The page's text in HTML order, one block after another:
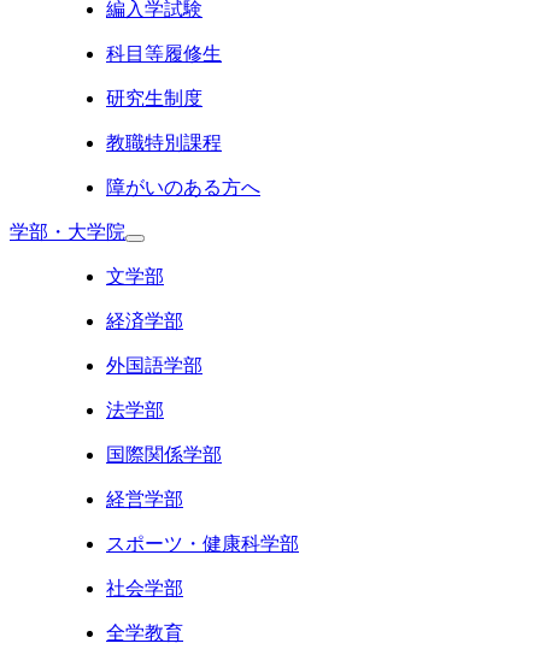
編入学試験
科目等履修生
研究生制度
教職特別課程
障がいのある方へ
学部・大学院
文学部
経済学部
外国語学部
法学部
国際関係学部
経営学部
スポーツ・健康科学部
社会学部
全学教育